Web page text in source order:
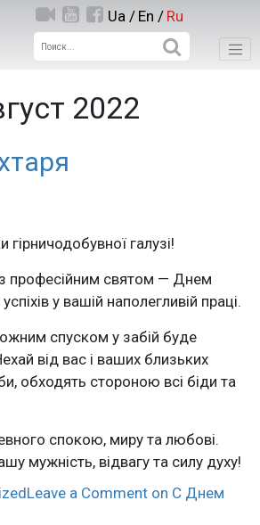
Ua / En / Ru
2022
гірничодобувної галузі!
професійним святом — Днем
у вашій наполегливій праці.
спуском у забій буде
від вас і ваших близьких
обходять стороною всі біди та
спокою, миру та любові.
мужність, відвагу та силу духу!
Leave a Comment on С Днем